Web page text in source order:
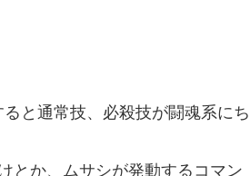
と通常技、必殺技が闘魂系にち
とか、ムサシが発動するコマン